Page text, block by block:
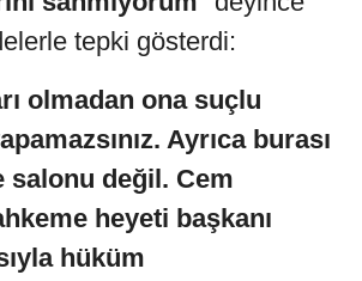
tepki gösterdi:
olmadan ona suçlu
Ayrıca burası
salonu değil. Cem
heyeti başkanı
hüküm